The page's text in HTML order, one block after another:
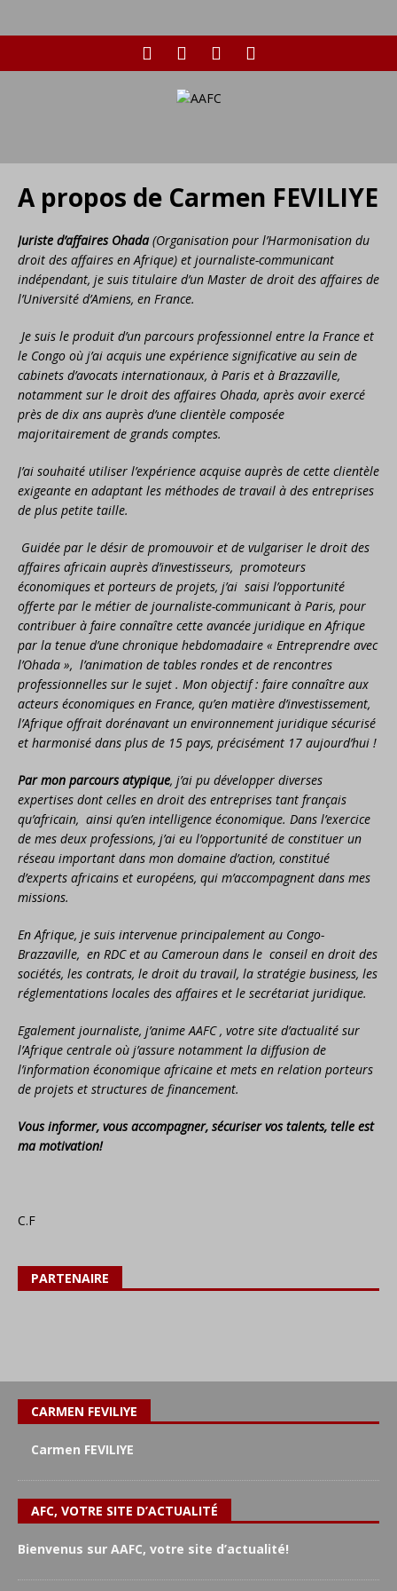
A propos de Carmen FEVILIYE
Juriste d’affaires Ohada (Organisation pour l’Harmonisation du
droit des affaires en Afrique) et journaliste-communicant
indépendant, je suis titulaire d’un Master de droit des affaires de
l’Université d’Amiens, en France.
Je suis le produit d’un parcours professionnel entre la France et
le Congo où j’ai acquis une expérience significative au sein de
cabinets d’avocats internationaux, à Paris et à Brazzaville,
notamment sur le droit des affaires Ohada, après avoir exercé
près de dix ans auprès d’une clientèle composée
majoritairement de grands comptes.
J’ai souhaité utiliser l’expérience acquise auprès de cette clientèle
exigeante en adaptant les méthodes de travail à des entreprises
de plus petite taille.
Guidée par le désir de promouvoir et de vulgariser le droit des
affaires africain auprès d’investisseurs, promoteurs
économiques et porteurs de projets, j’ai saisi l’opportunité
offerte par le métier de journaliste-communicant à Paris, pour
contribuer à faire connaître cette avancée juridique en Afrique
par la tenue d’une chronique hebdomadaire « Entreprendre avec
l’Ohada », l’animation de tables rondes et de rencontres
professionnelles sur le sujet . Mon objectif : faire connaître aux
acteurs économiques en France, qu’en matière d’investissement,
l’Afrique offrait dorénavant un environnement juridique sécurisé
et harmonisé dans plus de 15 pays, précisément 17 aujourd’hui !
Par mon parcours atypique, j’ai pu développer diverses
expertises dont celles en droit des entreprises tant français
qu’africain, ainsi qu’en intelligence économique. Dans l’exercice
de mes deux professions, j’ai eu l’opportunité de constituer un
réseau important dans mon domaine d’action, constitué
d’experts africains et européens, qui m’accompagnent dans mes
missions.
En Afrique, je suis intervenue principalement au Congo-
Brazzaville, en RDC et au Cameroun dans le conseil en droit des
sociétés, les contrats, le droit du travail, la stratégie business, les
réglementations locales des affaires et le secrétariat juridique.
Egalement journaliste, j’anime AAFC , votre site d’actualité sur
l’Afrique centrale où j’assure notamment la diffusion de
l’information économique africaine et mets en relation porteurs
de projets et structures de financement.
Vous informer, vous accompagner, sécuriser vos talents, telle est
ma motivation!
C.F
PARTENAIRE
CARMEN FEVILIYE
Carmen FEVILIYE
AFC, VOTRE SITE D’ACTUALITÉ
Bienvenus sur AAFC, votre site d’actualité!